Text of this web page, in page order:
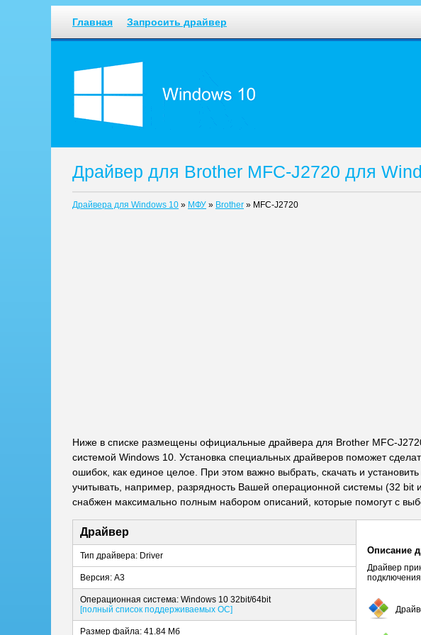
Главная Запросить драйвер
Драйвер для Brother MFC-J2720 для
Драйвера для Windows 10 » МФУ » Brother » MFC-J2720
Ниже в списке размещены официальные драйвера для Brother MFC-
системой Windows 10. Установка специальных драйверов поможет
ошибок, как единое целое. При этом важно выбрать, скачать и
учитывать, например, разрядность Вашей операционной системы (32
снабжен максимально полным набором описаний, которые помогут с
Драйвер
Тип драйвера: Driver
Версия: A3
Операционная система: Windows 10 32bit/64bit
[полный список поддерживаемых ОС]
Размер файла: 41.84 Мб
Описание
Драйвер
подключения